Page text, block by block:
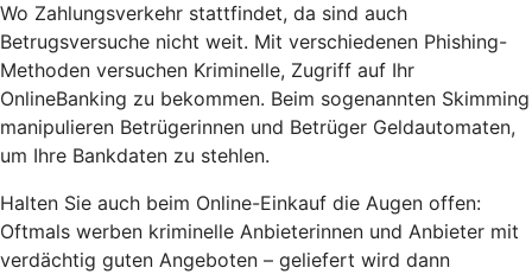
Wo Zahlungsverkehr stattfindet, da sind auch
Betrugsversuche nicht weit. Mit verschiedenen Phishing-
Methoden versuchen Kriminelle, Zugriff auf Ihr
OnlineBanking zu bekommen. Beim sogenannten Skimming
manipulieren Betrügerinnen und Betrüger Geldautomaten,
um Ihre Bankdaten zu stehlen.
Halten Sie auch beim Online-Einkauf die Augen offen:
Oftmals werben kriminelle Anbieterinnen und Anbieter mit
verdächtig guten Angeboten – geliefert wird dann